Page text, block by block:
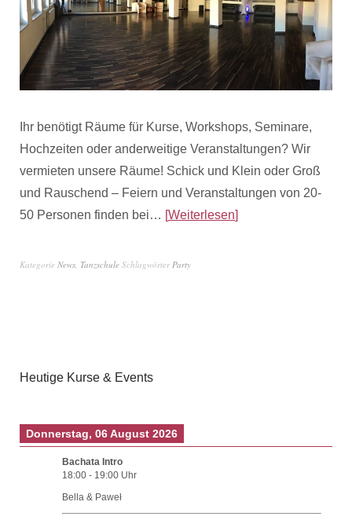
Ihr benötigt Räume für Kurse, Workshops, Seminare,
Hochzeiten oder anderweitige Veranstaltungen? Wir
vermieten unsere Räume! Schick und Klein oder Groß
und Rauschend – Feiern und Veranstaltungen von 20-
50 Personen finden bei… Weiterlesen
Kategorie News Tanzschule Schlagwörter Party
Heutige Kurse & Events
Donnerstag, 06 August 2026
Bachata Intro
18:00 - 19:00 Uhr
Bella & Paweł